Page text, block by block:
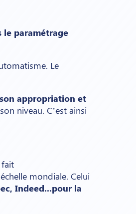
paramétrage
Le
appropriation et
niveau. C’est ainsi
fait
mondiale. Celui
Indeed...pour la